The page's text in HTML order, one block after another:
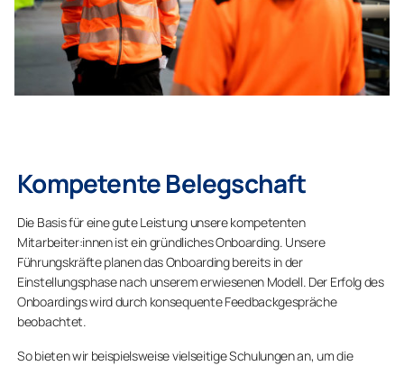
Kompetente Belegschaft
Die Basis für eine gute Leistung unsere kompetenten
Mitarbeiter:innen ist ein gründliches Onboarding. Unsere
Führungskräfte planen das Onboarding bereits in der
Einstellungsphase nach unserem erwiesenen Modell. Der Erfolg des
Onboardings wird durch konsequente Feedbackgespräche
beobachtet.
So bieten wir beispielsweise vielseitige Schulungen an, um die